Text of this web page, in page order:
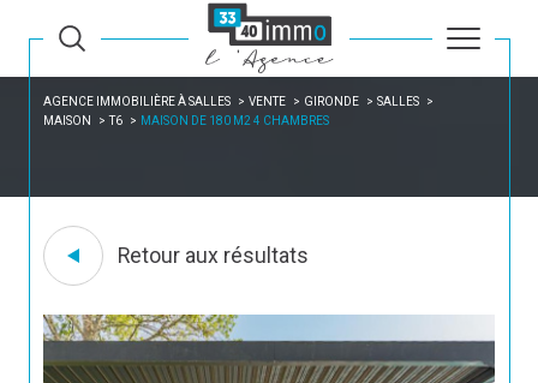
AGENCE IMMOBILIÈRE À SALLES VENTE GIRONDE
SALLES
MAISON
T6 MAISON DE 180 M2 4 CHAMBRES
Retour aux résultats